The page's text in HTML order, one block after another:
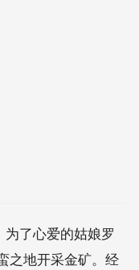
为了心爱的姑娘罗
之地开采金矿。经